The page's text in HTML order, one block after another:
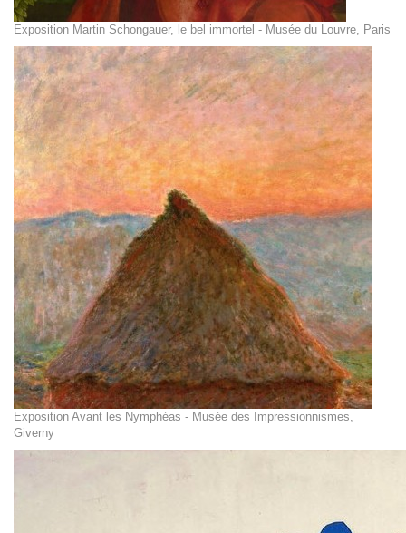
Exposition Martin Schongauer, le bel immortel - Musée du Louvre, Paris
Exposition Avant les Nymphéas - Musée des Impressionnismes,
Giverny